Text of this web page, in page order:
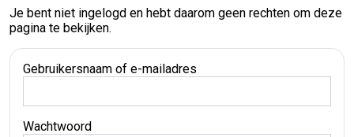
Je bent niet ingelogd en hebt daarom geen rechten om deze
pagina te bekijken.
Gebruikersnaam of e-mailadres
Wachtwoord